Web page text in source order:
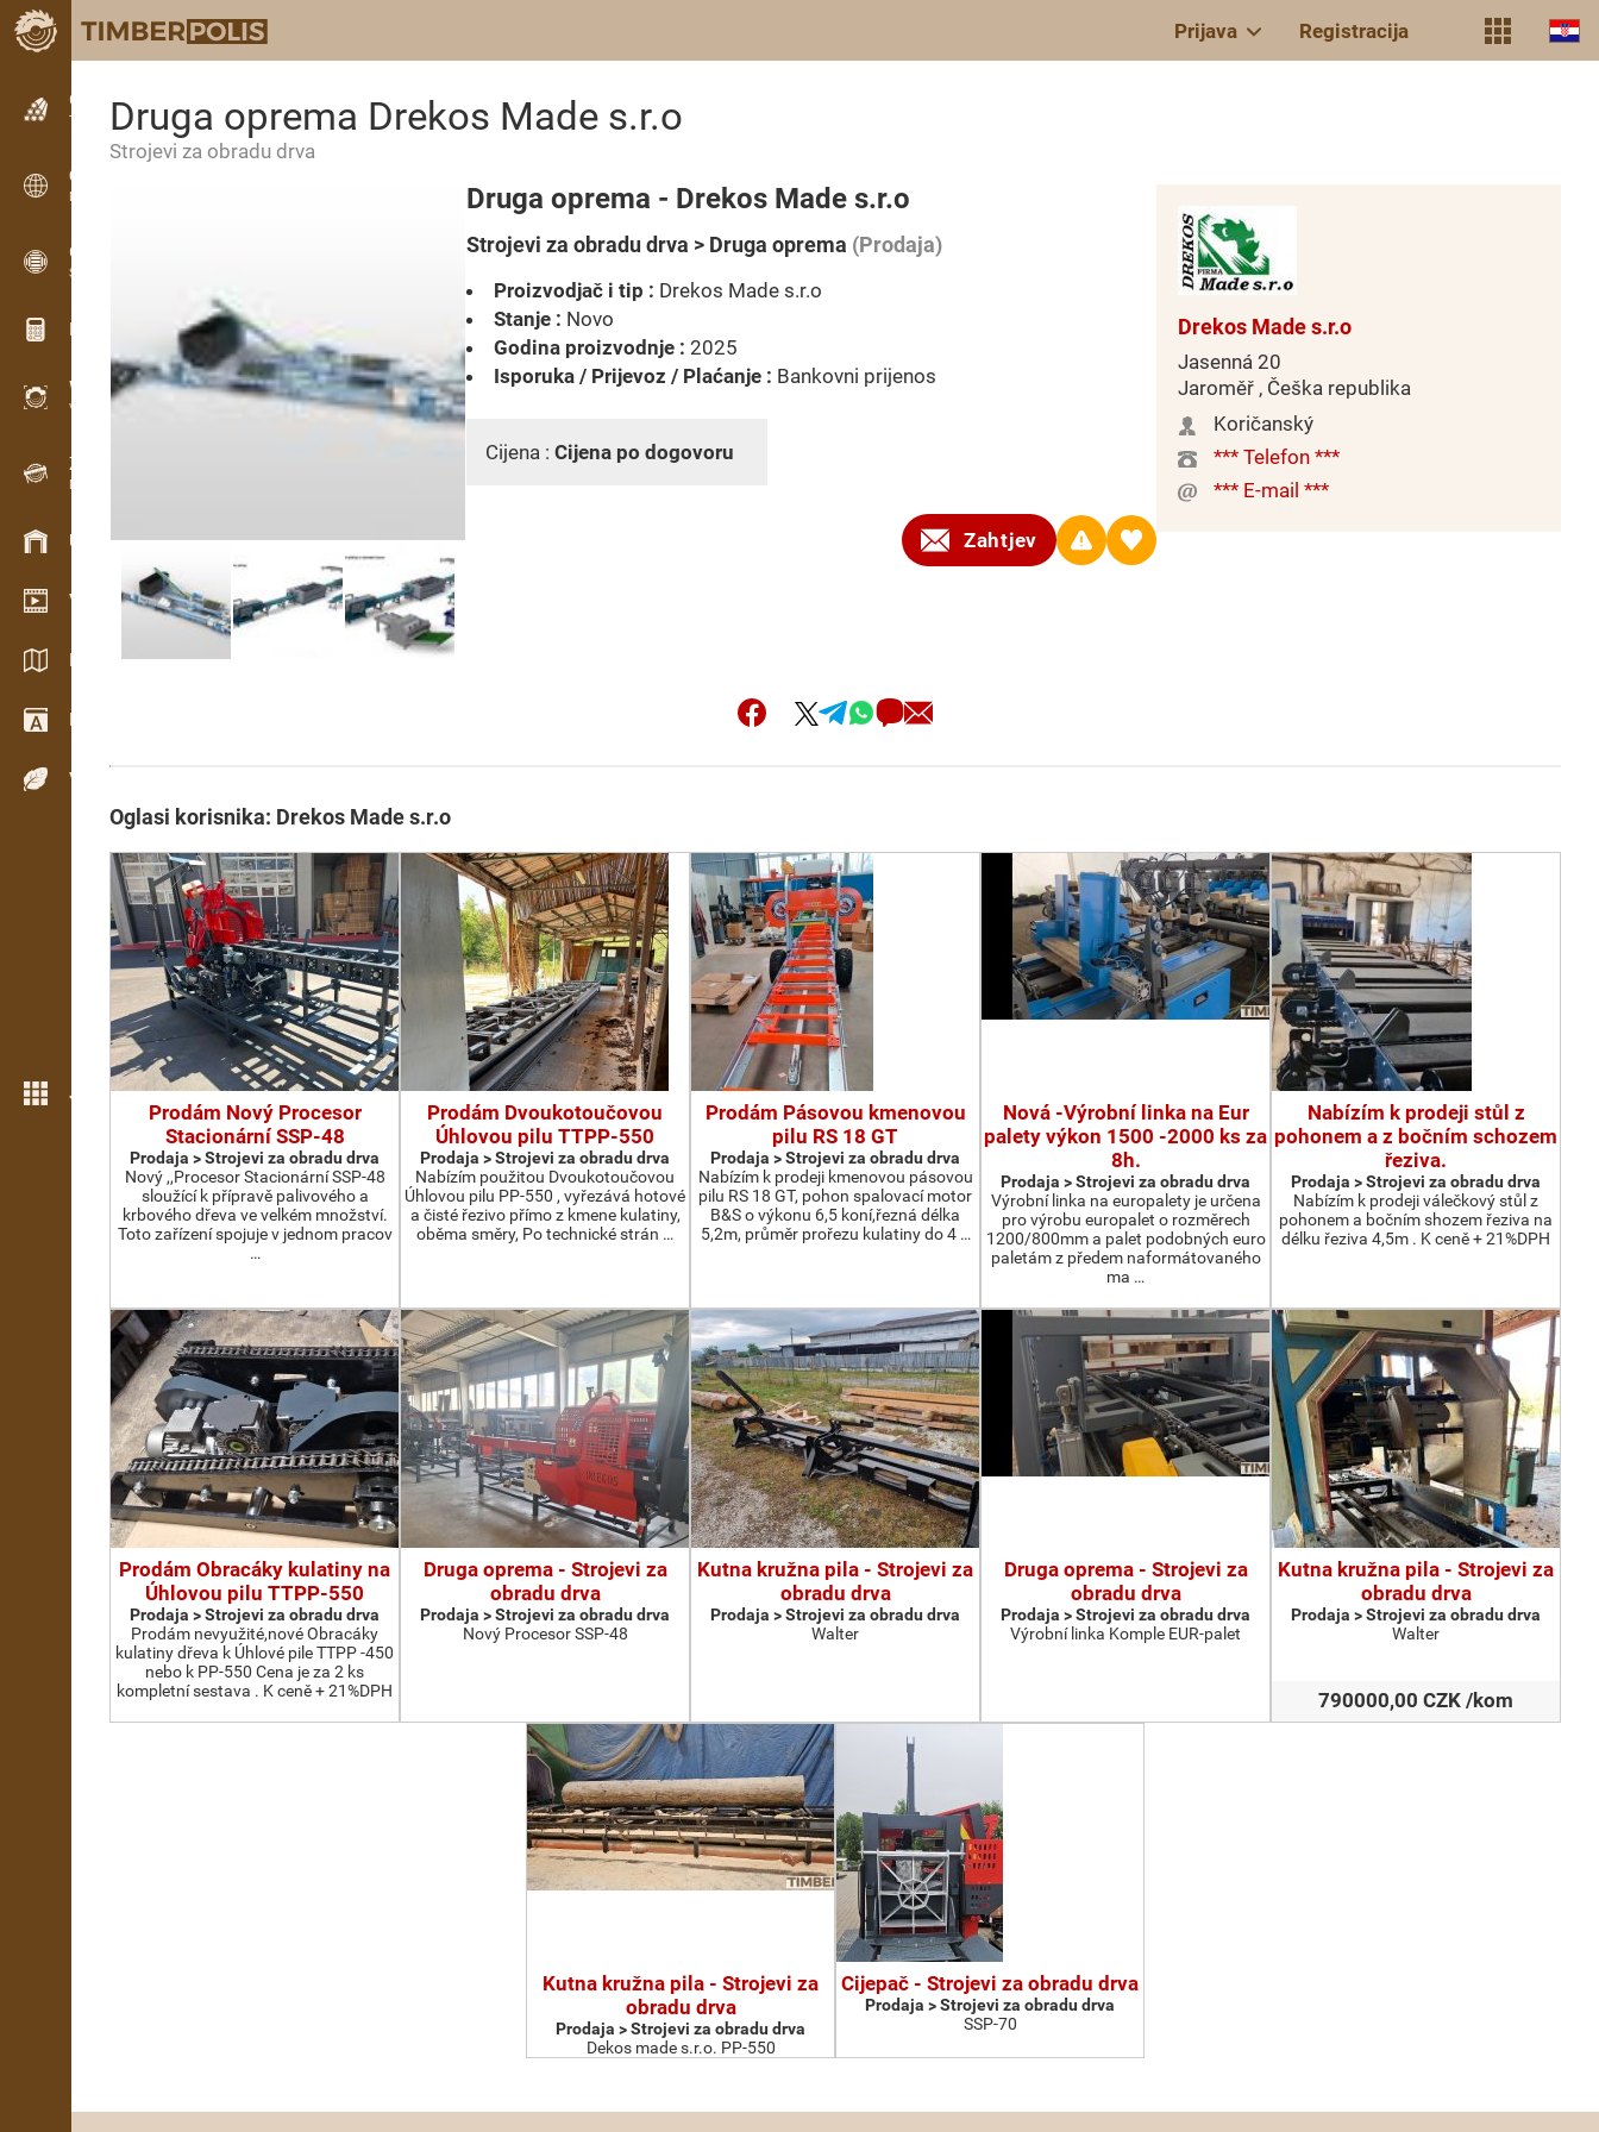
Prijava Registracija
Oglašavanje
Tekstualni oglasi
Oglašavanje
Međunarodne oglasne ploče
OPTI-TIMB
Sheme piljenja
Kalkulatori za drvo
WoodProfi
Volumen drva s AI
Zapisnik
Evidencija drva na terenu
Upravljanje zalihama
Video showroom
Katalozi / Brošure
Rječnik
Vrste drva
Još opcija
Druga oprema Drekos Made s.r.o
Strojevi za obradu drva
Druga oprema - Drekos Made s.r.o
Strojevi za obradu drva > Druga oprema (Prodaja)
Proizvodjač i tip : Drekos Made s.r.o
Stanje : Novo
Godina proizvodnje : 2025
Isporuka / Prijevoz / Plaćanje : Bankovni prijenos
Cijena : Cijena po dogovoru
Zahtjev
Drekos Made s.r.o
Jasenná 20
Jaroměř , Češka republika
Koričanský
*** Telefon ***
*** E-mail ***
Oglasi korisnika: Drekos Made s.r.o
Prodám Nový Procesor
Stacionární SSP-48
Prodaja > Strojevi za obradu drva
Nový ,,Procesor Stacionární SSP-48
sloužící k přípravě palivového a
krbového dřeva ve velkém množství.
Toto zařízení spojuje v jednom pracov
…
Prodám Dvoukotoučovou
Úhlovou pilu TTPP-550
Prodaja > Strojevi za obradu drva
Nabízím použitou Dvoukotoučovou
Úhlovou pilu PP-550 , vyřezává hotové
a čisté řezivo přímo z kmene kulatiny,
oběma směry, Po technické strán …
Prodám Pásovou kmenovou
pilu RS 18 GT
Prodaja > Strojevi za obradu drva
Nabízím k prodeji kmenovou pásovou
pilu RS 18 GT, pohon spalovací motor
B&S o výkonu 6,5 koní,řezná délka
5,2m, průměr prořezu kulatiny do 4 …
Nová -Výrobní linka na Eur
palety výkon 1500 -2000 ks za
8h.
Prodaja > Strojevi za obradu drva
Výrobní linka na europalety je určena
pro výrobu europalet o rozměrech
1200/800mm a palet podobných euro
paletám z předem naformátovaného
ma …
Nabízím k prodeji stůl z
pohonem a z bočním schozem
řeziva.
Prodaja > Strojevi za obradu drva
Nabízím k prodeji válečkový stůl z
pohonem a bočním shozem řeziva na
délku řeziva 4,5m . K ceně + 21%DPH
Prodám Obracáky kulatiny na
Úhlovou pilu TTPP-550
Prodaja > Strojevi za obradu drva
Prodám nevyužité,nové Obracáky
kulatiny dřeva k Úhlové pile TTPP -450
nebo k PP-550 Cena je za 2 ks
kompletní sestava . K ceně + 21%DPH
Druga oprema - Strojevi za
obradu drva
Prodaja > Strojevi za obradu drva
Nový Procesor SSP-48
Kutna kružna pila - Strojevi za
obradu drva
Prodaja > Strojevi za obradu drva
Walter
Druga oprema - Strojevi za
obradu drva
Prodaja > Strojevi za obradu drva
Výrobní linka Komple EUR-palet
Kutna kružna pila - Strojevi za
obradu drva
Prodaja > Strojevi za obradu drva
Walter
790000,00 CZK /kom
Kutna kružna pila - Strojevi za
obradu drva
Prodaja > Strojevi za obradu drva
Dekos made s.r.o. PP-550
Cijepač - Strojevi za obradu drva
Prodaja > Strojevi za obradu drva
SSP-70